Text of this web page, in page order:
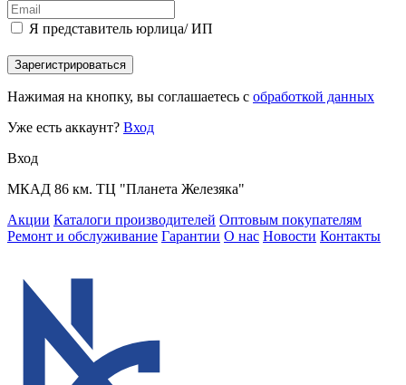
Я представитель юрлица/ ИП
Зарегистрироваться
Нажимая на кнопку, вы соглашаетесь с обработкой данных
Уже есть аккаунт? Вход
Вход
МКАД 86 км. ТЦ "Планета Железяка"
Акции Каталоги производителей Оптовым покупателям
Ремонт и обслуживание Гарантии О нас Новости Контакты